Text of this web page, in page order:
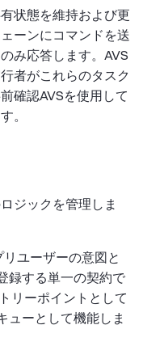
状態を維持および更
ーンにコマンドを送
み応答します。AVS
者がこれらのタスク
確認AVSを使用して
。
ジックを管理しま
ユーザーの意図と
録する単一の契約で
リーポイントとして
ューとして機能しま